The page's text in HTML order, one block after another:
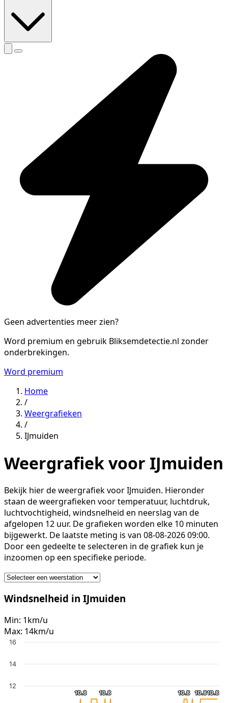
Geen advertenties meer zien?
Word premium en gebruik Bliksemdetectie.nl zonder
onderbrekingen.
Word premium
Home
/
Weergrafieken
/
IJmuiden
Weergrafiek voor IJmuiden
Bekijk hier de weergrafiek voor IJmuiden. Hieronder
staan de weergrafieken voor temperatuur, luchtdruk,
luchtvochtigheid, windsnelheid en neerslag van de
afgelopen 12 uur. De grafieken worden elke 10 minuten
bijgewerkt. De laatste meting is van 08-08-2026 09:00.
Door een gedeelte te selecteren in de grafiek kun je
inzoomen op een specifieke periode.
Windsnelheid in IJmuiden
Min: 1km/u
Max: 14km/u
10.8
10.8 10.8
10.8 10.8
10.8 10.8
10.810.8
10.8
12
14
16